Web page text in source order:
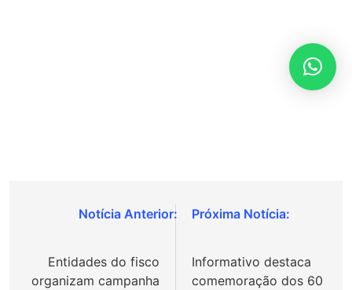
Navegação
Post
Entidades do fisco
organizam campanha
Informativo destaca
comemoração dos 60